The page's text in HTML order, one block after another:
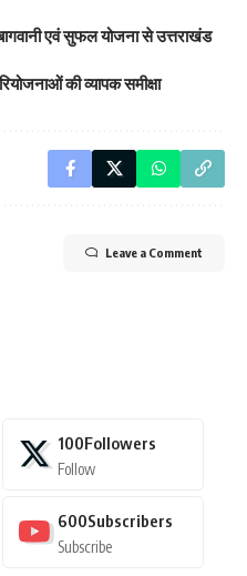
एवं सुफल योजना से उत्तराखंड
की व्यापक समीक्षा
Leave a Comment
100Followers
Follow
600Subscribers
Subscribe